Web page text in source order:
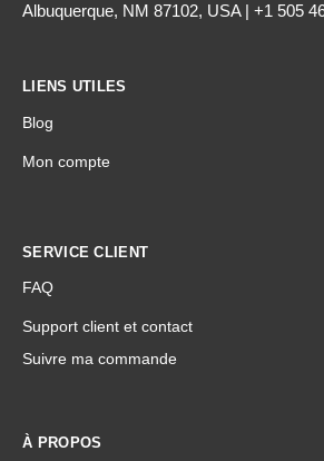
Albuquerque, NM 87102, USA | +1 505
LIENS UTILES
Blog
Mon compte
SERVICE CLIENT
FAQ
Support client et contact
Suivre ma commande
À PROPOS